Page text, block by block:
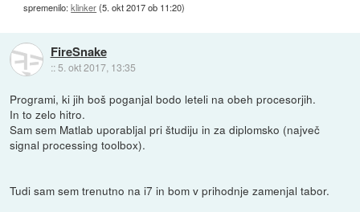
spremenilo:klinker(5. okt 2017 ob 11:20)
FireSnake
:: 5. okt 2017, 13:35
Programi, ki jih boš poganjal bodo leteli na obeh procesorjih.
In to zelo hitro.
Sam sem Matlab uporabljal pri študiju in za diplomsko (največ
signal processing toolbox).
Tudi sam sem trenutno na i7 in bom v prihodnje zamenjal tabor.